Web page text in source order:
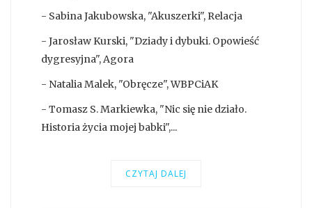
- Sabina Jakubowska, "Akuszerki", Relacja
- Jarosław Kurski, "Dziady i dybuki. Opowieść
dygresyjna", Agora
- Natalia Malek, "Obręcze", WBPCiAK
- Tomasz S. Markiewka, "Nic się nie działo.
Historia życia mojej babki",...
CZYTAJ DALEJ